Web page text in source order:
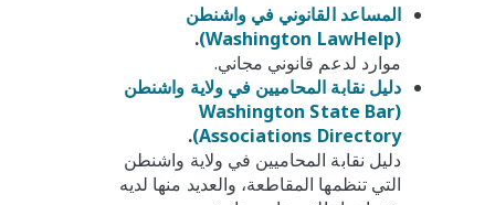
المساعد القانوني في واشنطن
(Washington LawHelp)
.
موارد لدعم قانوني مجاني.
دليل نقابة المحاميين في ولاية واشنطن
(Washington State Bar
Associations Directory)
.
دليل نقابة المحاميين في ولاية واشنطن
التي تنظمها المقاطعة، والعديد منها لديه